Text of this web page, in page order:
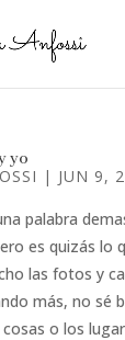
yo
| JUN 9,
palabra
es quizás lo
las fotos y
más, no sé
o los